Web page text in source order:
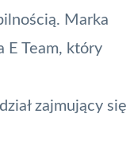
Marka
E Team, który
zajmujący się